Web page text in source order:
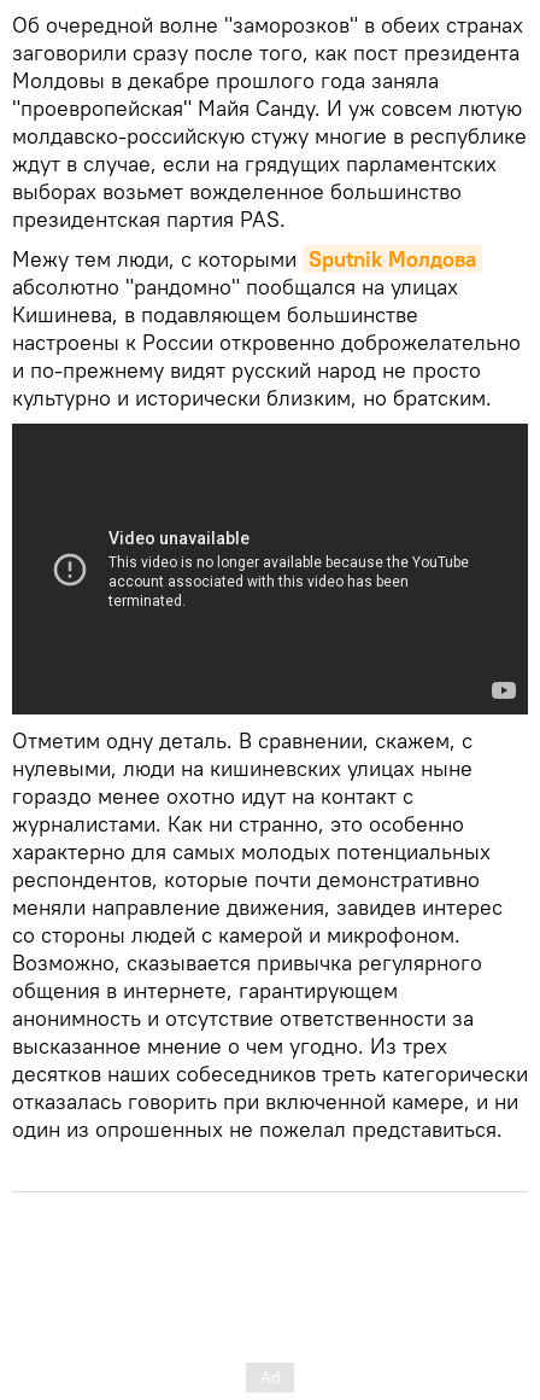
Об очередной волне "заморозков" в обеих странах
заговорили сразу после того, как пост президента
Молдовы в декабре прошлого года заняла
"проевропейская" Майя Санду. И уж совсем лютую
молдавско-российскую стужу многие в республике
ждут в случае, если на грядущих парламентских
выборах возьмет вожделенное большинство
президентская партия PAS.
Межу тем люди, с которыми Sputnik Молдова
абсолютно "рандомно" пообщался на улицах
Кишинева, в подавляющем большинстве
настроены к России откровенно доброжелательно
и по-прежнему видят русский народ не просто
культурно и исторически близким, но братским.
Отметим одну деталь. В сравнении, скажем, с
нулевыми, люди на кишиневских улицах ныне
гораздо менее охотно идут на контакт с
журналистами. Как ни странно, это особенно
характерно для самых молодых потенциальных
респондентов, которые почти демонстративно
меняли направление движения, завидев интерес
со стороны людей с камерой и микрофоном.
Возможно, сказывается привычка регулярного
общения в интернете, гарантирующем
анонимность и отсутствие ответственности за
высказанное мнение о чем угодно. Из трех
десятков наших собеседников треть категорически
отказалась говорить при включенной камере, и ни
один из опрошенных не пожелал представиться.